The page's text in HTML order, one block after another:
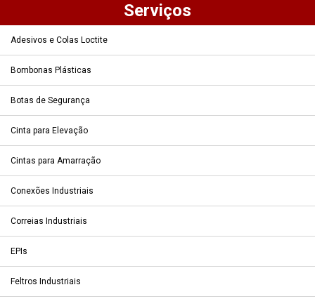
Serviços
Adesivos e Colas Loctite
Bombonas Plásticas
Botas de Segurança
Cinta para Elevação
Cintas para Amarração
Conexões Industriais
Correias Industriais
EPIs
Feltros Industriais